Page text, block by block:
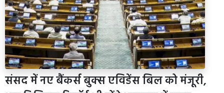
संसद में नए बैंकर्स बुक्स एविडेंस बिल को मंजूरी,